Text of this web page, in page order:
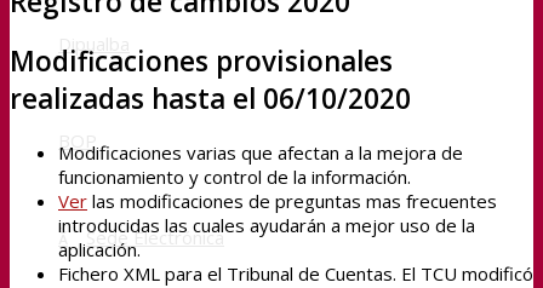
Dipualba
BOP
Sede Electrónica
Modificaciones provisionales
realizadas hasta el 06/10/2020
Modificaciones varias que afectan a la mejora de
funcionamiento y control de la información.
Ver las modificaciones de preguntas mas frecuentes
introducidas las cuales ayudarán a mejor uso de la
aplicación.
Fichero XML para el Tribunal de Cuentas. El TCU modificó